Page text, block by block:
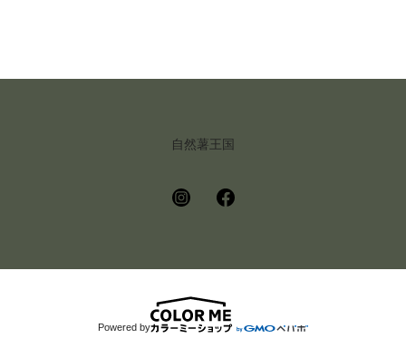
自然薯王国
Powered by